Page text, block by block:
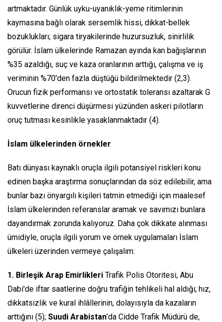
artmaktadır. Günlük uyku-uyanıklık-yeme ritimlerinin
kaymasına bağlı olarak sersemlik hissi, dikkat-bellek
bozuklukları; sigara tiryakilerinde huzursuzluk, sinirlilik
görülür. İslam ülkelerinde Ramazan ayında kan bağışlarının
%35 azaldığı, suç ve kaza oranlarının arttığı, çalışma ve iş
veriminin %70'den fazla düştüğü bildirilmektedir (2,3).
Orucun fizik performansı ve ortostatik toleransı azaltarak G
kuvvetlerine direnci düşürmesi yüzünden askeri pilotların
oruç tutması kesinlikle yasaklanmaktadır (4).
İslam ülkelerinden örnekler
Batı dünyası kaynaklı oruçla ilgili potansiyel riskleri konu
edinen başka araştırma sonuçlarından da söz edilebilir, ama
bunlar bazı önyargılı kişileri tatmin etmediği için maalesef
İslam ülkelerinden referanslar aramak ve savımızı bunlara
dayandırmak zorunda kalıyoruz. Daha çok dikkate alınması
ümidiyle, oruçla ilgili yorum ve örnek uygulamaları İslam
ülkeleri üzerinden vermeye çalışalım:
1. Birleşik Arap Emirlikleri Trafik Polis Otoritesi, Abu
Dabi'de iftar saatlerine doğru trafiğin tehlikeli hal aldığı; hız,
dikkatsizlik ve kural ihlâllerinin, dolayısıyla da kazaların
arttığını (5); Suudi Arabistan’da Cidde Trafik Müdürü de,